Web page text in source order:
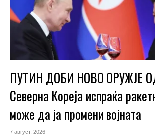
ПУТИН ДОБИ НОВО ОРУЖЈЕ
Северна Кореја испраќа
може да ја промени војната
7 август, 2026